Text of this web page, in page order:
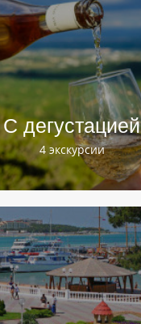
С дегустацией
4 экскурсии